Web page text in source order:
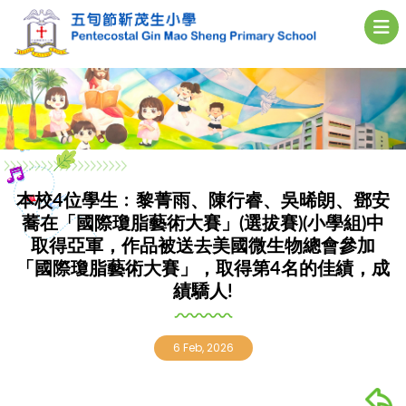
本校4位學生﹕黎菁雨、陳行睿、吳晞朗、鄧安
蕎在「國際瓊脂藝術大賽」(選拔賽)(小學組)中
取得亞軍，作品被送去美國微生物總會參加
「國際瓊脂藝術大賽」，取得第4名的佳績，成
績驕人!
6 Feb, 2026